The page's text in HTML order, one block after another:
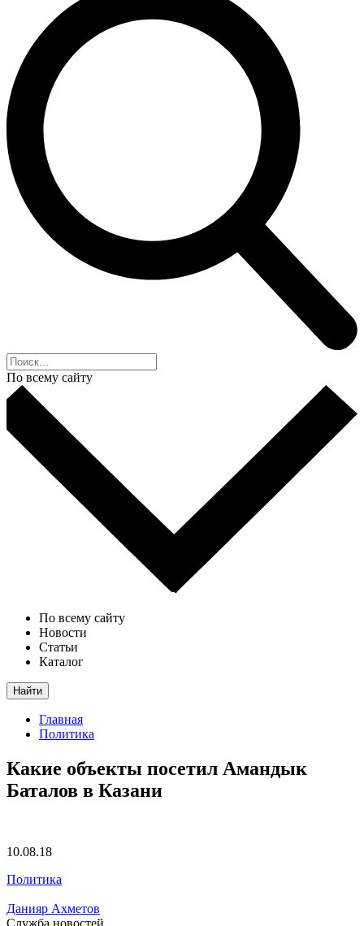
По всему сайту
По всему сайту
Новости
Статьи
Каталог
Найти
Главная
Политика
Какие объекты посетил Амандык
Баталов в Казани
10.08.18
Политика
Данияр Ахметов